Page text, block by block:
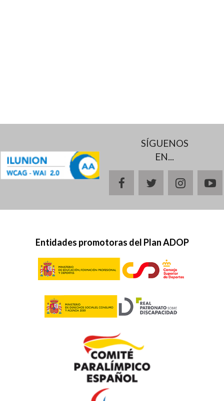
SÍGUENOS
EN...
facebooktwitter
Entidades promotoras del Plan ADOP